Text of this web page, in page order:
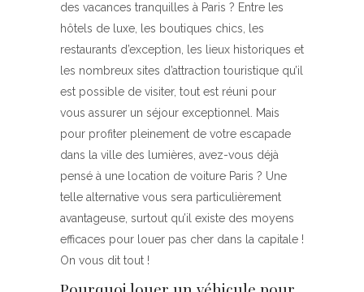
des vacances tranquilles à Paris ? Entre les
hôtels de luxe, les boutiques chics, les
restaurants d’exception, les lieux historiques et
les nombreux sites d’attraction touristique qu’il
est possible de visiter, tout est réuni pour
vous assurer un séjour exceptionnel. Mais
pour profiter pleinement de votre escapade
dans la ville des lumières, avez-vous déjà
pensé à une location de voiture Paris ? Une
telle alternative vous sera particulièrement
avantageuse, surtout qu’il existe des moyens
efficaces pour louer pas cher dans la capitale !
On vous dit tout !